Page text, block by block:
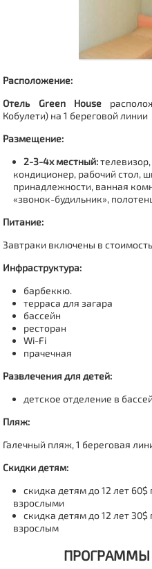
Расположение:
Отель Green House
Кобулети) на 1 береговой линии
Размещение:
2-3-4х местный:
кондиционер, рабочий стол,
принадлежности, ванная
«звонок-будильник»,
Питание:
Завтраки включены в стоимость
Инфраструктура:
барбеккю.
терраса для загара
бассейн
ресторан
Wi-Fi
прачечная
Развлечения для детей:
детское отделение в
Пляж:
Галечный пляж, 1 береговая
Скидки детям:
скидка детям до 12 лет
взрослыми
скидка детям до 12 лет
взрослым
ПРОГРАММЫ